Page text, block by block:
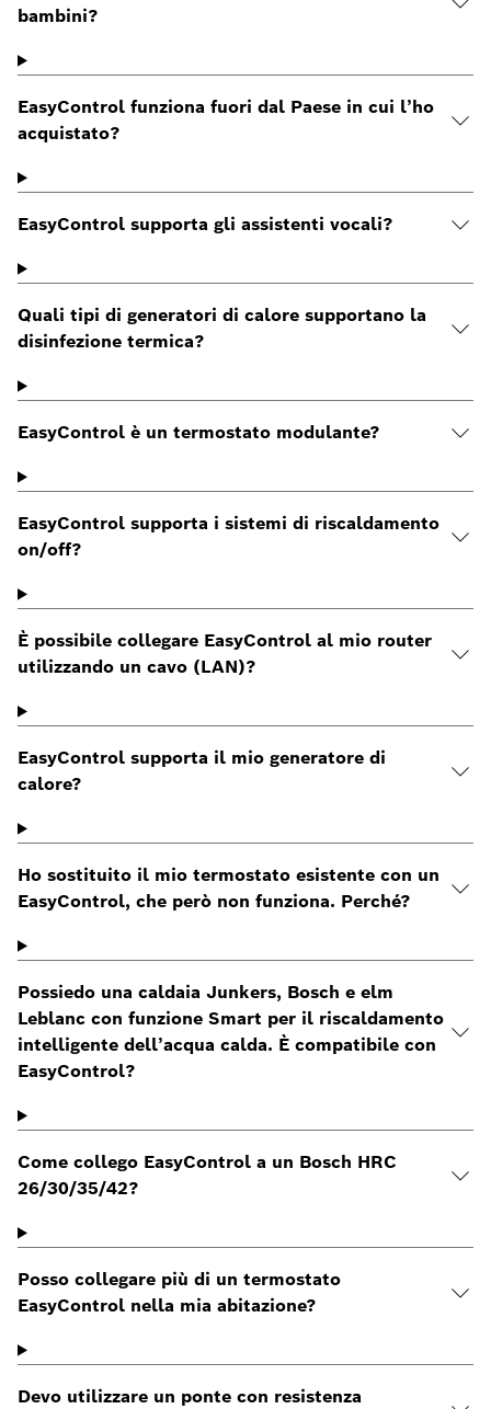
bambini?
EasyControl funziona fuori dal Paese in cui l’ho
acquistato?
EasyControl supporta gli assistenti vocali?
Quali tipi di generatori di calore supportano la
disinfezione termica?
EasyControl è un termostato modulante?
EasyControl supporta i sistemi di riscaldamento
on/off?
È possibile collegare EasyControl al mio router
utilizzando un cavo (LAN)?
EasyControl supporta il mio generatore di
calore?
Ho sostituito il mio termostato esistente con un
EasyControl, che però non funziona. Perché?
Possiedo una caldaia Junkers, Bosch e elm
Leblanc con funzione Smart per il riscaldamento
intelligente dell’acqua calda. È compatibile con
EasyControl?
Come collego EasyControl a un Bosch HRC
26/30/35/42?
Posso collegare più di un termostato
EasyControl nella mia abitazione?
Devo utilizzare un ponte con resistenza